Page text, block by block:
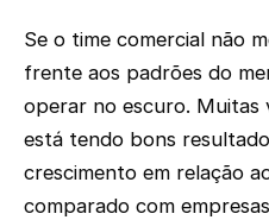
Se o time comercial não
frente aos padrões do
operar no escuro. Muitas
está tendo bons
crescimento em relação
comparado com